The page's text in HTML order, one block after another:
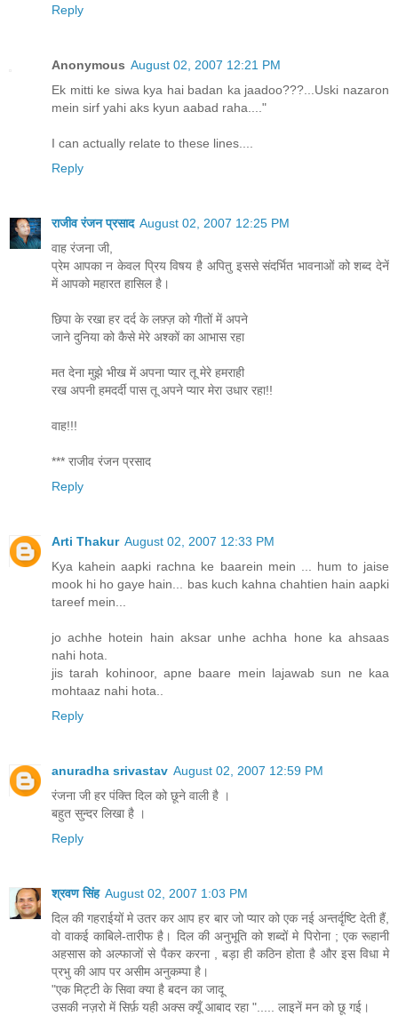
Reply
Anonymous August 02, 2007 12:21 PM
Ek mitti ke siwa kya hai badan ka jaadoo???...Uski nazaron
mein sirf yahi aks kyun aabad raha...."
I can actually relate to these lines....
Reply
राजीव रंजन प्रसाद August 02, 2007 12:25 PM
वाह रंजना जी,
प्रेम आपका न केवल प्रिय विषय है अपितु इससे संदर्भित भावनाओं को शब्द देनें
में आपको महारत हासिल है।
छिपा के रखा हर दर्द के लफ़्ज़ को गीतों में अपने
जाने दुनिया को कैसे मेरे अश्कों का आभास रहा
मत देना मुझे भीख में अपना प्यार तू मेरे हमराही
रख अपनी हमदर्दी पास तू अपने प्यार मेरा उधार रहा!!
वाह!!!
*** राजीव रंजन प्रसाद
Reply
Arti Thakur August 02, 2007 12:33 PM
Kya kahein aapki rachna ke baarein mein ... hum to jaise
mook hi ho gaye hain... bas kuch kahna chahtien hain aapki
tareef mein...
jo achhe hotein hain aksar unhe achha hone ka ahsaas
nahi hota.
jis tarah kohinoor, apne baare mein lajawab sun ne kaa
mohtaaz nahi hota..
Reply
anuradha srivastav August 02, 2007 12:59 PM
रंजना जी हर पंक्ति दिल को छूने वाली है ।
बहुत सुन्दर लिखा है ।
Reply
श्रवण सिंह August 02, 2007 1:03 PM
दिल की गहराईयों मे उतर कर आप हर बार जो प्यार को एक नई अन्तर्दृष्टि देती हैं,
वो वाकई काबिले-तारीफ है। दिल की अनुभूति को शब्दों मे पिरोना ; एक रूहानी
अहसास को अल्फाजों से पैकर करना , बड़ा ही कठिन होता है और इस विधा मे
प्रभु की आप पर असीम अनुकम्पा है।
"एक मिट्टी के सिवा क्या है बदन का जादू
उसकी नज़रो में सिर्फ़ यही अक्स क्यूँ आबाद रहा "..... लाइनें मन को छू गई।